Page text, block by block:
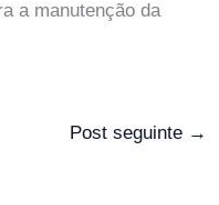
a manutenção da
Post seguinte →